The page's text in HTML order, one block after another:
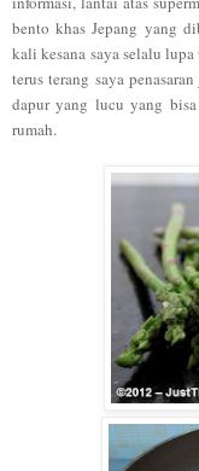
bento khas Jepang yang
kali kesana saya selalu
terus terang saya penasaran
dapur yang lucu yang
rumah.